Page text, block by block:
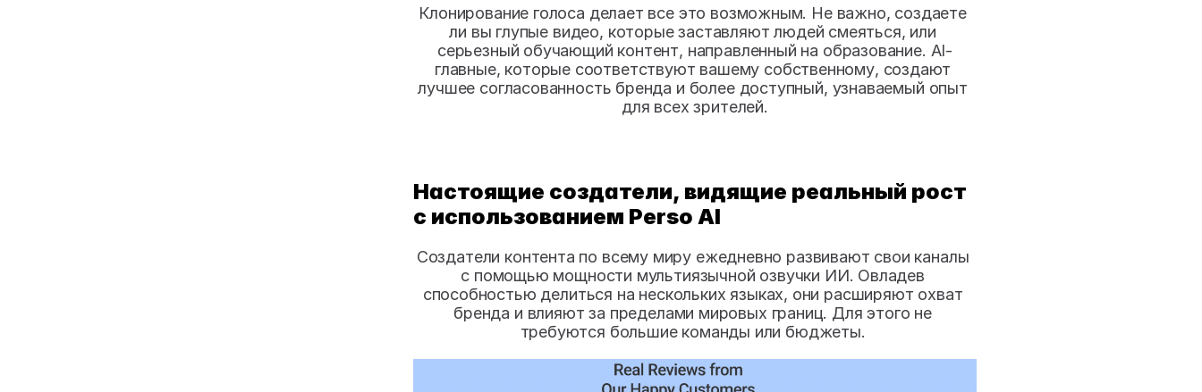
Клонирование голоса делает все это возможным. Не важно, создаете
ли вы глупые видео, которые заставляют людей смеяться, или
серьезный обучающий контент, направленный на образование. AI-
главные, которые соответствуют вашему собственному, создают
лучшее согласованность бренда и более доступный, узнаваемый опыт
для всех зрителей.
Настоящие создатели, видящие реальный рост
с использованием Perso AI
Создатели контента по всему миру ежедневно развивают свои каналы
с помощью мощности мультиязычной озвучки ИИ. Овладев
способностью делиться на нескольких языках, они расширяют охват
бренда и влияют за пределами мировых границ. Для этого не
требуются большие команды или бюджеты.